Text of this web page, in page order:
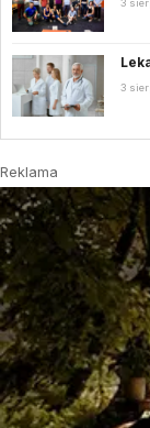
3
3
Reklama